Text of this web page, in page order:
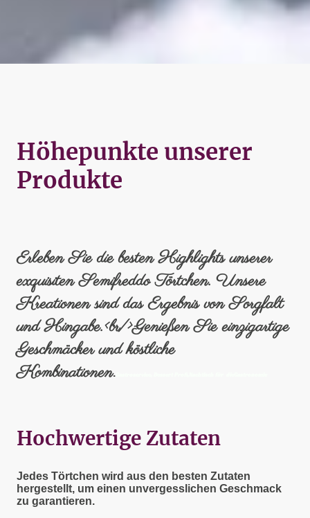
Höhepunkte unserer
Produkte
Erleben Sie die besten Highlights unserer
exquisiten Semifreddo Törtchen. Unsere
Kreationen sind das Ergebnis von Sorgfalt
und Hingabe.<br/>Genießen Sie einzigartige
Geschmäcker und köstliche
Kombinationen.
Hochwertige Zutaten
Jedes Törtchen wird aus den besten Zutaten
hergestellt, um einen unvergesslichen Geschmack
zu garantieren.